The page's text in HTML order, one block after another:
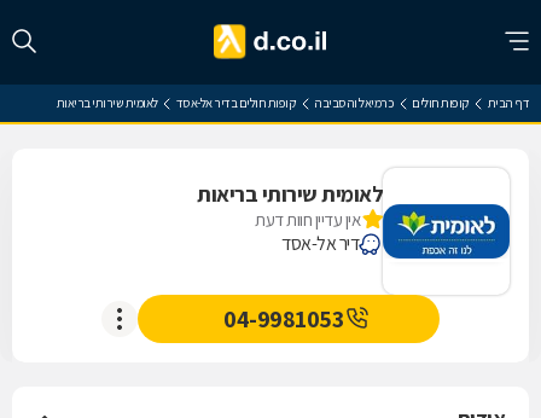
דף הבית קופות חולים כרמיאל והסביבה קופות חולים בדיר אל-אסד לאומית שירותי בריאות
לאומית שירותי בריאות
אין עדיין חוות דעת
דיר אל-אסד
04-9981053